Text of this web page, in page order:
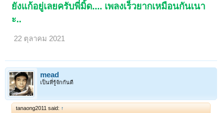
ยังแก้อยู่เลยครับพี่มิ้ด.... เพลงเร็วยากเหมือนกันเนา
ะ..
22 ตุลาคม 2021
mead
เป็นที่รู้จักกันดี
tanaong2011 said: ↑